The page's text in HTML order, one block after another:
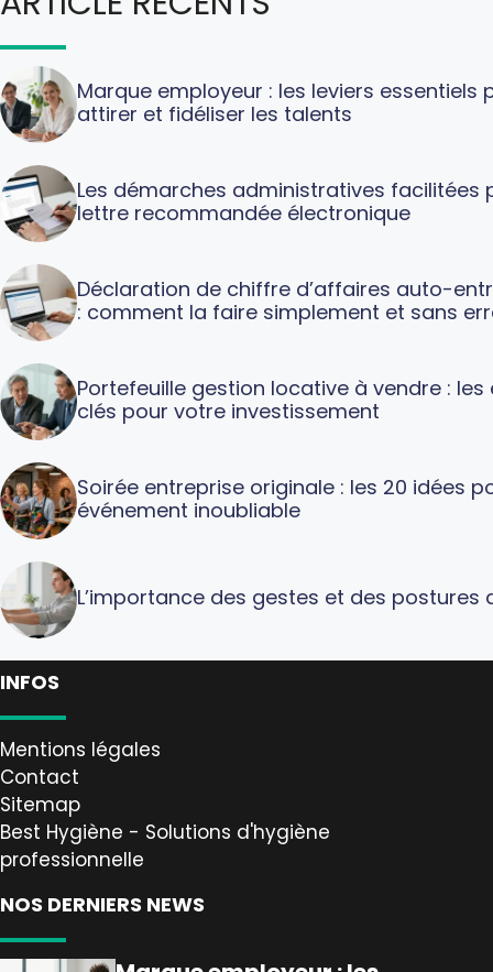
Marque employeur : les leviers essentiels
attirer et fidéliser les talents
Les démarches administratives facilitées
lettre recommandée électronique
Déclaration de chiffre d’affaires auto-
: comment la faire simplement et sans
Portefeuille gestion locative à vendre : les
clés pour votre investissement
Soirée entreprise originale : les 20 idées
événement inoubliable
L’importance des gestes et des postures
INFOS
Mentions légales
Contact
Sitemap
Best Hygiène - Solutions d'hygiène
professionnelle
NOS DERNIERS NEWS